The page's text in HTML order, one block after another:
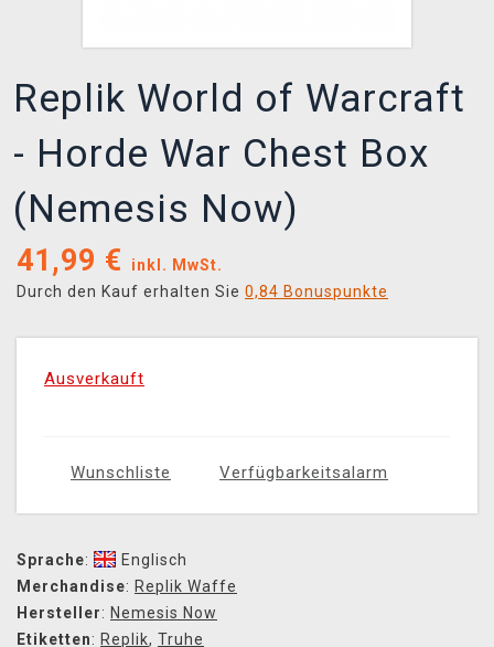
Replik World of Warcraft
- Horde War Chest Box
(Nemesis Now)
41,99 €
inkl. MwSt.
Durch den Kauf erhalten Sie 0,84 Bonuspunkte
Ausverkauft
Wunschliste Verfügbarkeitsalarm
Sprache:
Englisch
Merchandise: Replik Waffe
Hersteller: Nemesis Now
Etiketten: Replik, Truhe